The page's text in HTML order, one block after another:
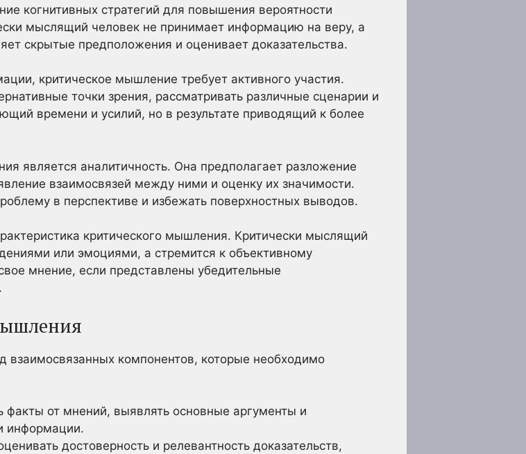
когнитивных стратегий для повышения вероятности
мыслящий человек не принимает информацию на веру, а
скрытые предположения и оценивает доказательства.
критическое мышление требует активного участия.
точки зрения, рассматривать различные сценарии и
времени и усилий, но в результате приводящий к более
является аналитичность. Она предполагает разложение
взаимосвязей между ними и оценку их значимости.
в перспективе и избежать поверхностных выводов.
критического мышления. Критически мыслящий
или эмоциями, а стремится к объективному
мнение, если представлены убедительные
компонентов, которые необходимо
факты от мнений, выявлять основные аргументы и
информации.
достоверность и релевантность доказательств,